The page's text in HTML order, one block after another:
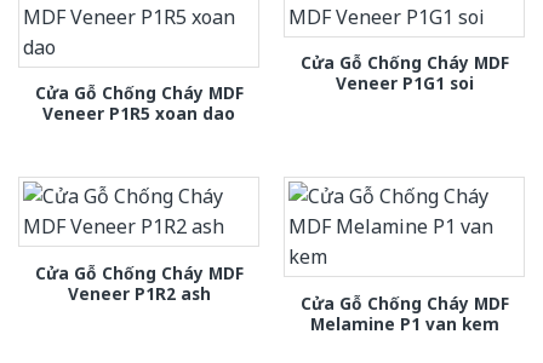
Cửa Gỗ Chống Cháy MDF
Veneer P1R5 xoan dao
Cửa Gỗ Chống Cháy MDF
Veneer P1G1 soi
Cửa Gỗ Chống Cháy MDF
Veneer P1R2 ash
Cửa Gỗ Chống Cháy MDF
Melamine P1 van kem